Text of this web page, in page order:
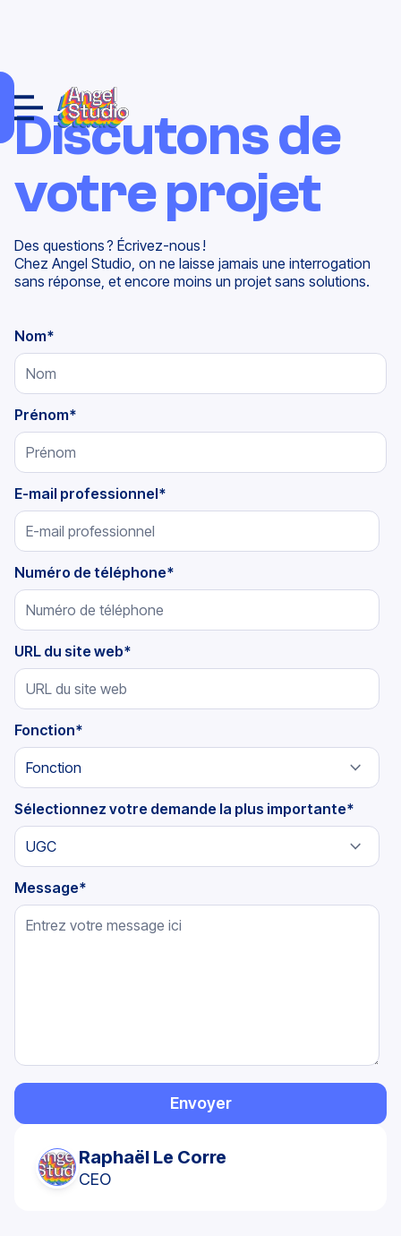
Discutons de
votre projet
Des questions ? Écrivez-nous !
Chez Angel Studio, on ne laisse jamais une interrogation
sans réponse, et encore moins un projet sans solutions.
Nom*
Prénom*
E-mail professionnel*
Numéro de téléphone*
URL du site web*
Fonction*
Sélectionnez votre demande la plus importante*
Message*
Raphaël Le Corre
CEO